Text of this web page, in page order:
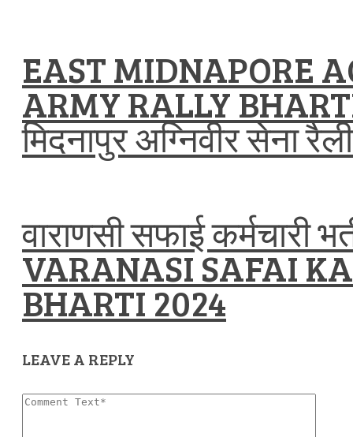
EAST MIDNAPORE
ARMY RALLY BHARTI
मिदनापुर अग्निवीर सेना
वाराणसी सफाई कर्मचारी
VARANASI SAFAI
BHARTI 2024
LEAVE A REPLY